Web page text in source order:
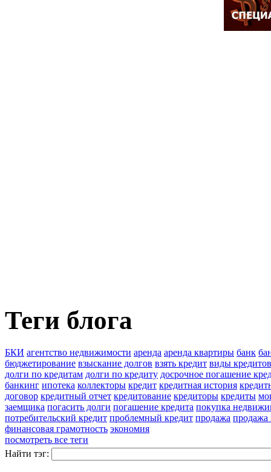
Теги блога
БКИ агентство недвижимости аренда аренда квартиры банк
бюджетирование взыскание долгов взять кредит виды кредитов
долги по кредитам долги по кредиту досрочное погашение
банкинг ипотека коллекторы кредит кредитная история
договор кредитный отчет кредитование кредиторы кредиты
заемщика погасить долги погашение кредита покупка
потребительский кредит проблемный кредит продажа продажа
финансовая грамотность экономия
посмотреть все теги
Найти тэг: